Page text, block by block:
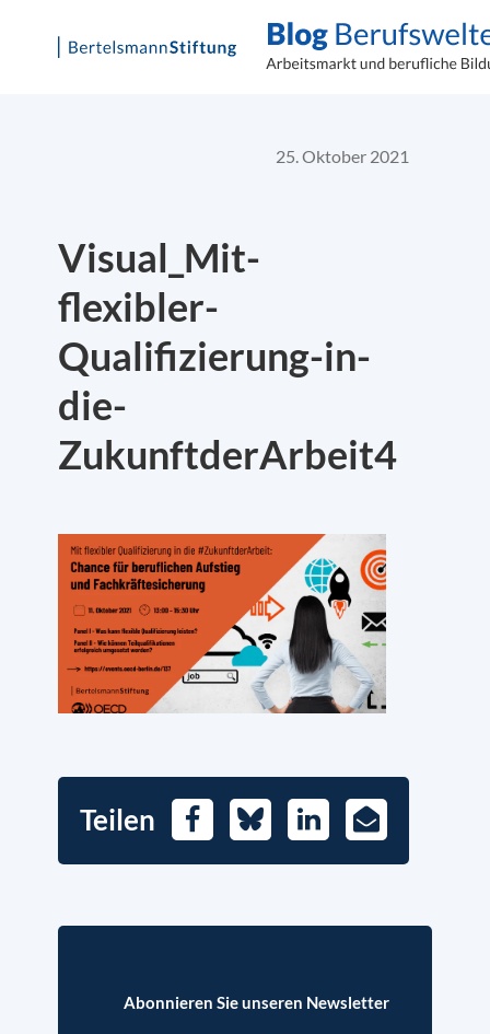
25. Oktober 2021
Visual_Mit-
flexibler-
Qualifizierung-in-
die-
ZukunftderArbeit4
Teilen FacebookBlueskyLinkedIn
E-
Mail
Abonnieren Sie unseren Newsletter